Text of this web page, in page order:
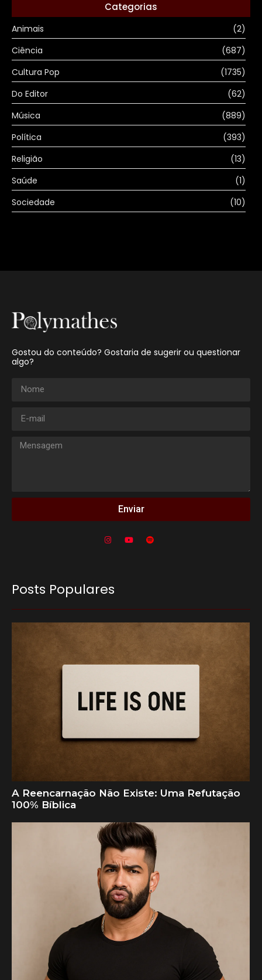
Categorias
Animais
(2)
Ciência
(687)
Cultura Pop
(1735)
Do Editor
(62)
Música
(889)
Política
(393)
Religião
(13)
Saúde
(1)
Sociedade
(10)
Gostou do conteúdo? Gostaria de sugerir ou questionar
algo?
Enviar
Posts Populares
A Reencarnação Não Existe: Uma Refutação
100% Bíblica